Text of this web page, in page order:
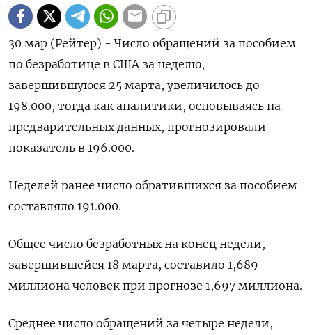
30 мар (Рейтер) - Число обращений за пособием
по безработице в США за неделю,
завершившуюся 25 марта, увеличилось до
198.000, тогда как аналитики, основываясь на
предварительных данных, прогнозировали
показатель в 196​.000.
Неделей ранее число обратившихся за пособием
составляло 191.000.
Общее число безработных на конец недели,
завершившейся 18 марта, составило 1,689
миллиона человек при прогнозе 1,697 миллиона.
Среднее число обращений за четыре недели,